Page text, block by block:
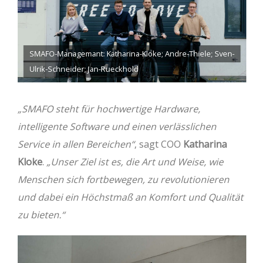
SMAFO-Managemant: Katharina-Kloke; Andre-Thiele; Sven-
Ulrik-Schneider; Jan-Rueckhold
„SMAFO steht für hochwertige Hardware,
intelligente Software und einen verlässlichen
Service in allen Bereichen“, sagt COO Katharina
Kloke. „Unser Ziel ist es, die Art und Weise, wie
Menschen sich fortbewegen, zu revolutionieren
und dabei ein Höchstmaß an Komfort und Qualität
zu bieten.“